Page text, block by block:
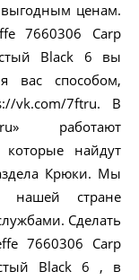
ценам.
7660306 Carp
Black 6 вы
вас способом,
vk.com/7ftru. В
работают
которые найдут
Крюки. Мы
нашей стране
Сделать
7660306 Carp
Black 6 , в